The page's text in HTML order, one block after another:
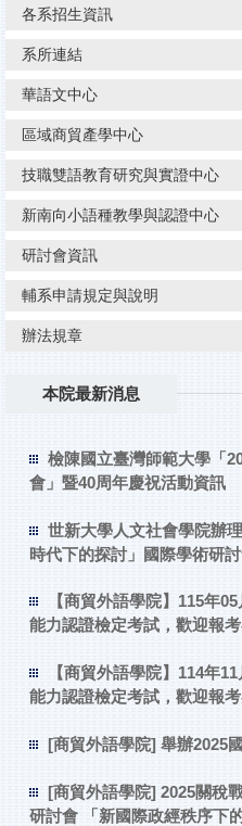
各系招生資訊
系所連結
華語文中心
區域商貿產學中心
技職雙語教育研究與實證中心
新南向小語種教學與認證中心
研討會資訊
輔系申請規定與說明
辦法規章
本院最新消息
檢陳國立臺灣師範大學「
會」暨40周年慶祝活動資訊
世新大學人文社會學院辦
時代下的探討」國際學術研
【商貿外語學院】115年
能力認證檢定考試，歡迎報
【商貿外語學院】114年
能力認證檢定考試，歡迎報
[商貿外語學院] 舉辦2025
[商貿外語學院] 2025關稅
研討會 「新國際政經秩序下